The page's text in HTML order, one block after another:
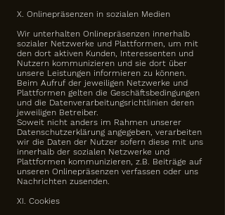
X. Onlinepräsenzen in sozialen Medien
Wir unterhalten Onlinepräsenzen innerhalb
sozialer Netzwerke und Plattformen, um mit
den dort aktiven Kunden, Interessenten und
Nutzern kommunizieren und sie dort über
unsere Leistungen informieren zu können.
Beim Aufruf der jeweiligen Netzwerke und
Plattformen gelten die Geschäftsbedingungen
und die Datenverarbeitungsrichtlinien deren
jeweiligen Betreiber.
Soweit nicht anders im Rahmen unserer
Datenschutzerklärung angegeben, verarbeiten
wir die Daten der Nutzer sofern diese mit uns
innerhalb der sozialen Netzwerke und
Plattformen kommunizieren, z.B. Beiträge auf
unseren Onlinepräsenzen verfassen oder uns
Nachrichten zusenden.
XI. Cookies